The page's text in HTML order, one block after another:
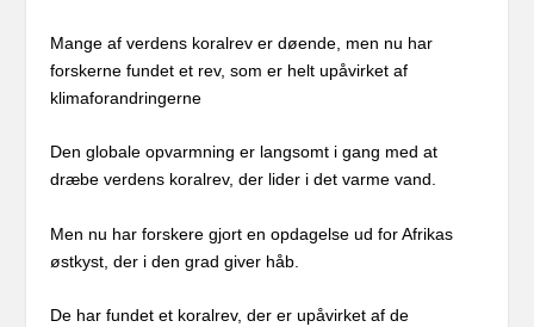
Mange af verdens koralrev er døende, men nu har
forskerne fundet et rev, som er helt upåvirket af
klimaforandringerne
Den globale opvarmning er langsomt i gang med at
dræbe verdens koralrev, der lider i det varme vand.
Men nu har forskere gjort en opdagelse ud for Afrikas
østkyst, der i den grad giver håb.
De har fundet et koralrev, der er upåvirket af de